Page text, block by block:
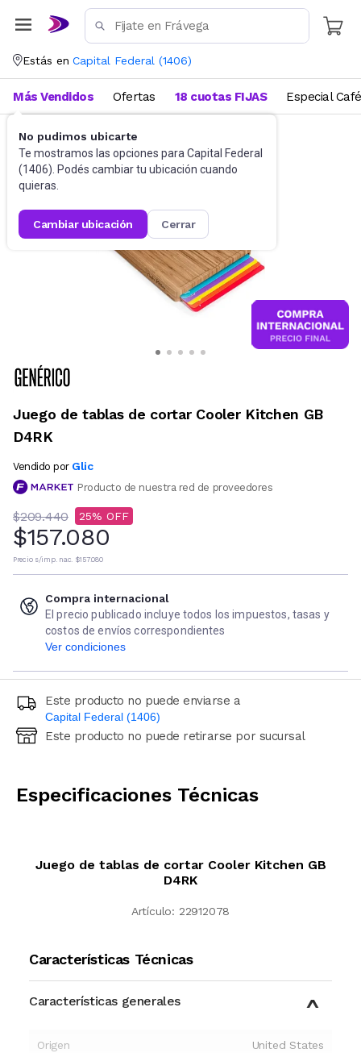
Estás en Capital Federal (1406)
No pudimos ubicarte
Te mostramos las opciones para Capital Federal
(1406). Podés cambiar tu ubicación cuando
quieras.
cambiar ubicación cerrar
Más Vendidos Ofertas 18 cuotas FIJAS Especial Café
Utensilios de cocina
Juego de tablas de cortar Cooler Kitchen GB
D4RK
Vendido por Glic
Producto de nuestra red de proveedores
$209.440 25
$157.080
Precio s/imp. nac. $157.080
Compra internacional
El precio publicado incluye todos los impuestos, tasas y
costos de envíos correspondientes
Ver condiciones
Este producto no puede enviarse a
Capital Federal (1406)
Ingresá código postal (sólo números)
Este producto no puede retirarse por sucursal
Especificaciones Técnicas
Juego de tablas de cortar Cooler Kitchen GB
D4RK
Artículo: 22912078
Características Técnicas
Características generales
Origen United States